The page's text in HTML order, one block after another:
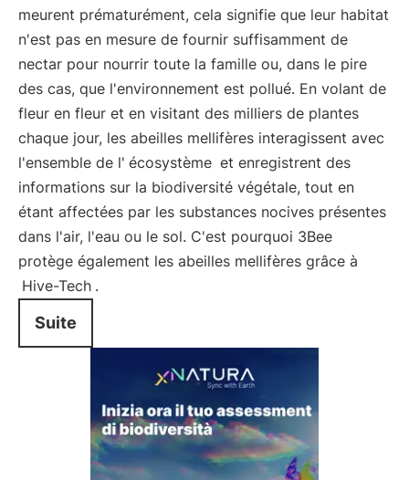
meurent prématurément, cela signifie que leur habitat
n'est pas en mesure de fournir suffisamment de
nectar pour nourrir toute la famille ou, dans le pire
des cas, que l'environnement est pollué. En volant de
fleur en fleur et en visitant des milliers de plantes
chaque jour, les abeilles mellifères interagissent avec
l'ensemble de l' écosystème et enregistrent des
informations sur la biodiversité végétale, tout en
étant affectées par les substances nocives présentes
dans l'air, l'eau ou le sol. C'est pourquoi 3Bee
protège également les abeilles mellifères grâce à
Hive-Tech .
Suite